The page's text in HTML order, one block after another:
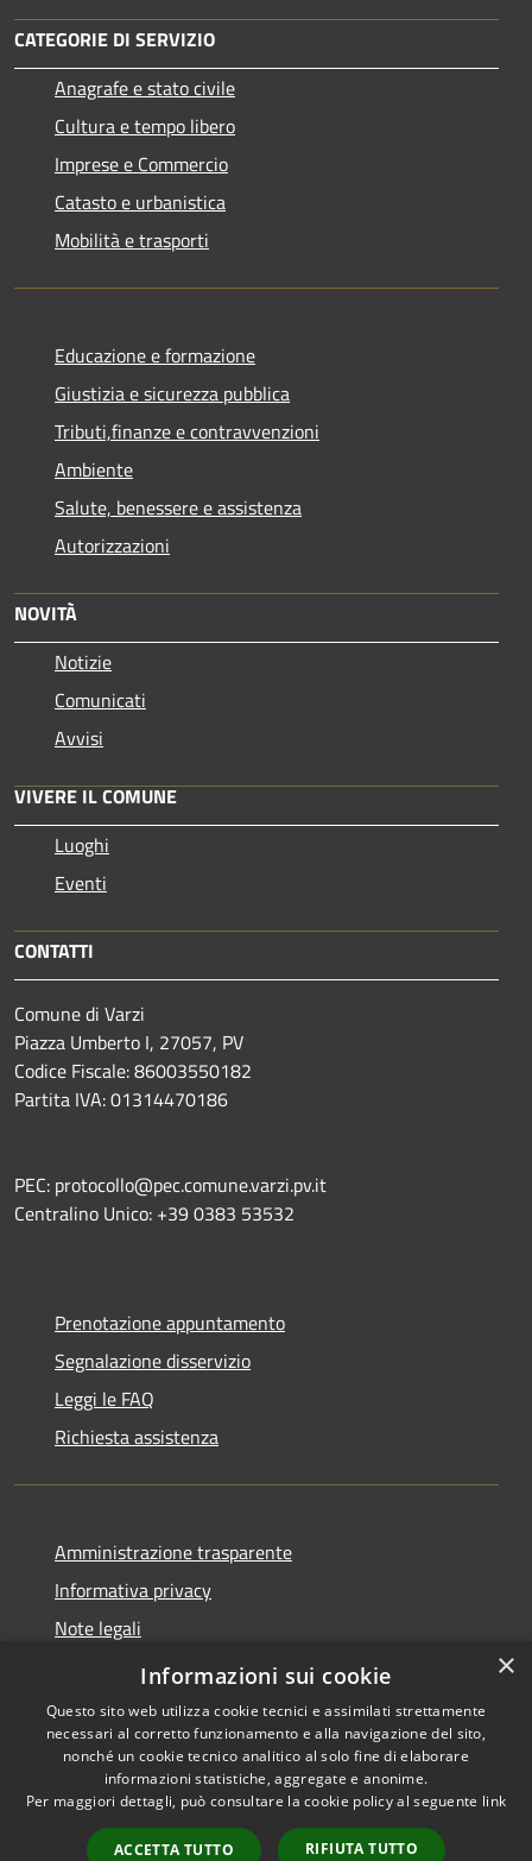
CATEGORIE DI SERVIZIO
Anagrafe e stato civile
Cultura e tempo libero
Imprese e Commercio
Catasto e urbanistica
Mobilità e trasporti
Educazione e formazione
Giustizia e sicurezza pubblica
Tributi,finanze e contravvenzioni
Ambiente
Salute, benessere e assistenza
Autorizzazioni
NOVITÀ
Notizie
Comunicati
Avvisi
VIVERE IL COMUNE
Luoghi
Eventi
CONTATTI
Comune di Varzi
Piazza Umberto I, 27057, PV
Codice Fiscale: 86003550182
Partita IVA: 01314470186
PEC: protocollo@pec.comune.varzi.pv.it
Centralino Unico: +39 0383 53532
Prenotazione appuntamento
Segnalazione disservizio
Leggi le FAQ
Richiesta assistenza
Amministrazione trasparente
Informativa privacy
Note legali
Dichiarazione di accessibilità
Accessibilità
Copyright © 2026 • Comune di
Varzi • Powered by
Municipium•
Accesso
×
Informazioni sui cookie
Questo sito web utilizza cookie tecnici e assimilati strettamente
necessari al corretto funzionamento e alla navigazione del sito,
nonché un cookie tecnico analitico al solo fine di elaborare
informazioni statistiche, aggregate e anonime.
Per maggiori dettagli, può consultare la cookie policy al seguente link
ACCETTA TUTTO RIFIUTA TUTTO